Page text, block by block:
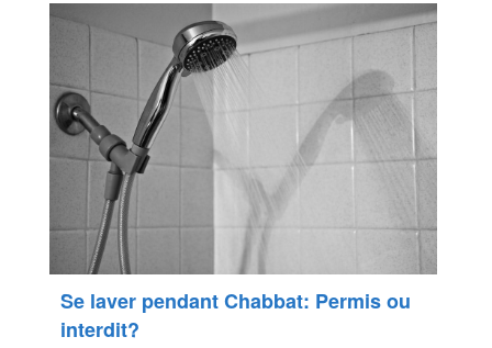
Se laver pendant Chabbat: Permis ou
interdit?